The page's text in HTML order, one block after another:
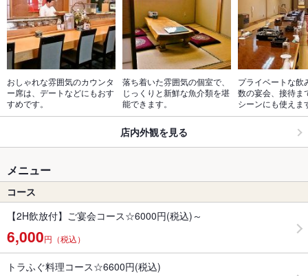
おしゃれな雰囲気のカウンタ
ー席は、デートなどにもおす
すめです。
落ち着いた雰囲気の個室で、
じっくりと新鮮な魚介類を堪
能できます。
プライベートな飲
数の宴会、接待ま
シーンにも使えま
店内外観を見る
メニュー
コース
【2H飲放付】ご宴会コース☆6000円(税込)～
6,000円（税込）
トラふぐ料理コース☆6600円(税込)